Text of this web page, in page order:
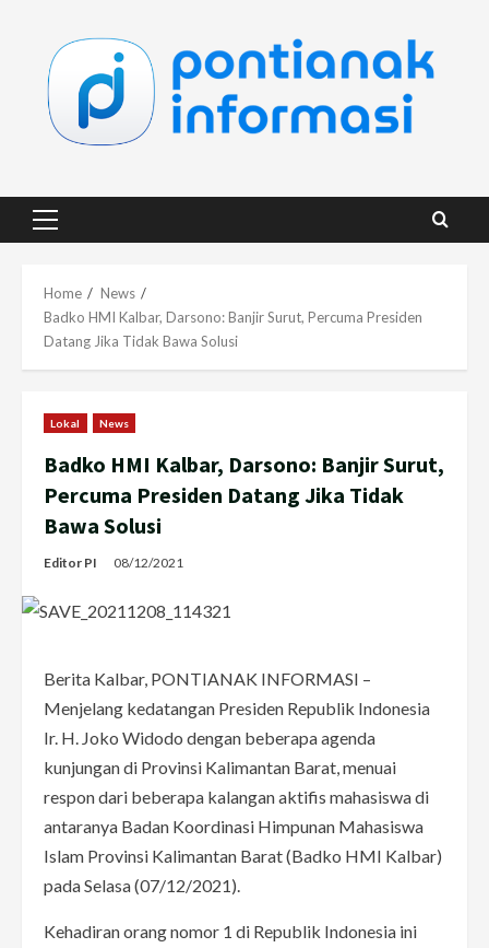
content
Primary
Home
News
Badko HMI Kalbar, Darsono: Banjir Surut, Percuma Presiden
Datang Jika Tidak Bawa Solusi
Lokal News
Badko HMI Kalbar, Darsono: Banjir Surut,
Percuma Presiden Datang Jika Tidak
Bawa Solusi
Editor PI 08/12/2021
Berita Kalbar, PONTIANAK INFORMASI –
Menjelang kedatangan Presiden Republik Indonesia
Ir. H. Joko Widodo dengan beberapa agenda
kunjungan di Provinsi Kalimantan Barat, menuai
respon dari beberapa kalangan aktifis mahasiswa di
antaranya Badan Koordinasi Himpunan Mahasiswa
Islam Provinsi Kalimantan Barat (Badko HMI Kalbar)
pada Selasa (07/12/2021).
Kehadiran orang nomor 1 di Republik Indonesia ini